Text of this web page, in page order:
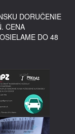
DORUČENIE
CENA
DO 48